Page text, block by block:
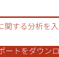
用にはCC BY 4.0の